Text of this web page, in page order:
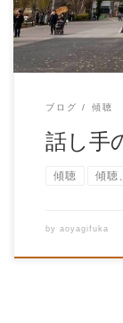
ブログ 傾聴
話し手
傾聴 傾聴
by aoyagifuka